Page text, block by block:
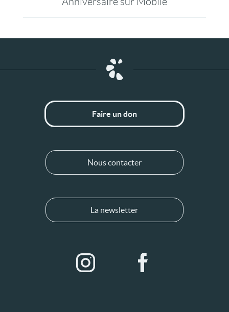
Faire un don
Nous contacter
La newsletter